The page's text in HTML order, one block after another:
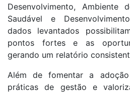
Desenvolvimento, Ambiente
Saudável e
dados levantados
pontos fortes e as
gerando um relatório
Além de fomentar a
práticas de gestão e